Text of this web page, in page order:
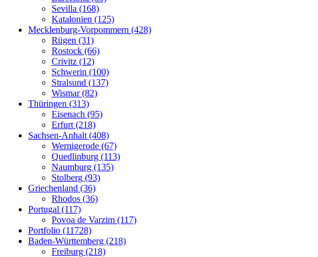
Sevilla (168)
Katalonien (125)
Mecklenburg-Vorpommern (428)
Rügen (31)
Rostock (66)
Crivitz (12)
Schwerin (100)
Stralsund (137)
Wismar (82)
Thüringen (313)
Eisenach (95)
Erfurt (218)
Sachsen-Anhalt (408)
Wernigerode (67)
Quedlinburg (113)
Naumburg (135)
Stolberg (93)
Griechenland (36)
Rhodos (36)
Portugal (117)
Povoa de Varzim (117)
Portfolio (11728)
Baden-Württemberg (218)
Freiburg (218)